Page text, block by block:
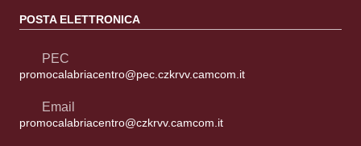
POSTA ELETTRONICA
PEC
promocalabriacentro@pec.czkrvv.camcom.it
Email
promocalabriacentro@czkrvv.camcom.it